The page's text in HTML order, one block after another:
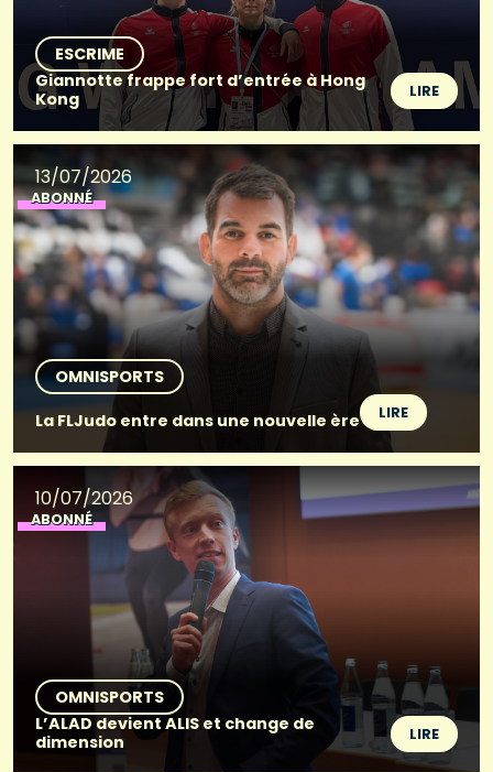
ESCRIME
Giannotte frappe fort d’entrée à Hong
Kong
LIRE
13/07/2026
ABONNÉ
OMNISPORTS
La FLJudo entre dans une nouvelle ère
LIRE
10/07/2026
ABONNÉ
OMNISPORTS
L’ALAD devient ALIS et change de
dimension
LIRE